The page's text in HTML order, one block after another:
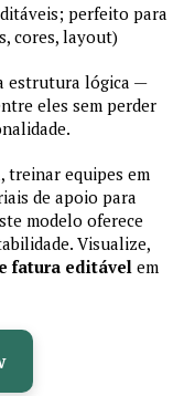
perfeito para
cores, layout)
estrutura lógica —
eles sem perder
treinar equipes em
de apoio para
modelo oferece
Visualize,
fatura editávelem